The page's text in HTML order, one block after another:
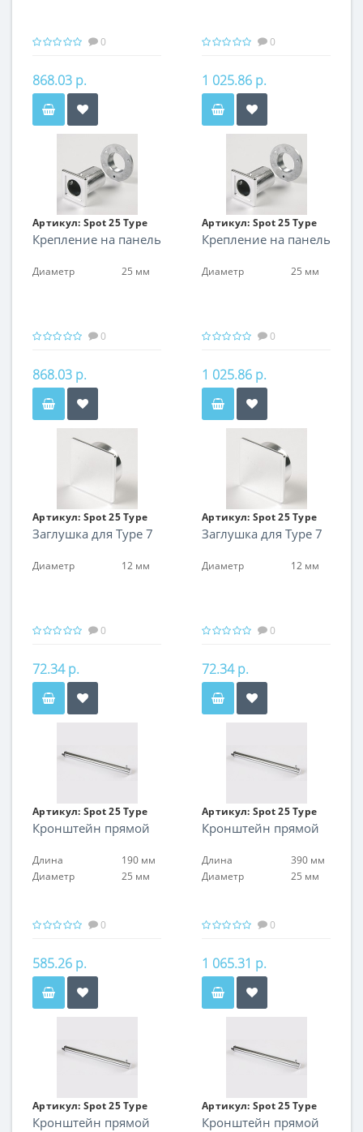
0
868.03 р.
0
1 025.86 р.
Артикул: Spot 25 Type
07
Крепление на панель
Диаметр 25 мм
0
868.03 р.
Артикул: Spot 25 Type
07
Крепление на панель
Диаметр 25 мм
0
1 025.86 р.
Артикул: Spot 25 Type
08
Заглушка для Type 7
Диаметр 12 мм
0
72.34 р.
Артикул: Spot 25 Type
08
Заглушка для Type 7
Диаметр 12 мм
0
72.34 р.
Артикул: Spot 25 Type
15
Кронштейн прямой
Длина
190 мм
Диаметр
25 мм
0
585.26 р.
Артикул: Spot 25 Type
15
Кронштейн прямой
Длина
390 мм
Диаметр
25 мм
0
1 065.31 р.
Артикул: Spot 25 Type
15
Кронштейн прямой
Артикул: Spot 25 Type
15
Кронштейн прямой